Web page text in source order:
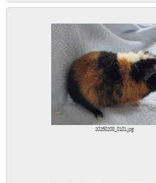
20260208_0101.jpg